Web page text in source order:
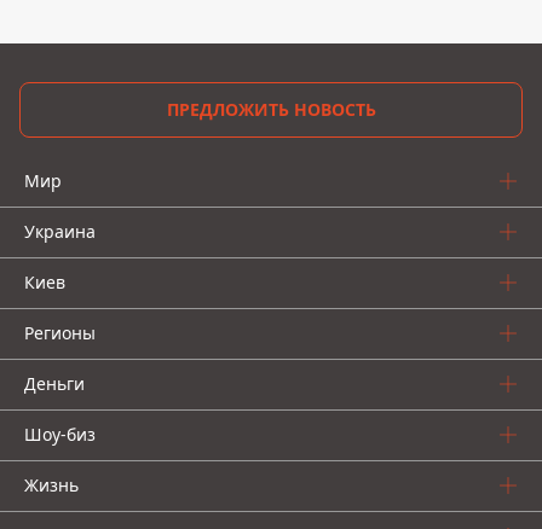
ПРЕДЛОЖИТЬ НОВОСТЬ
Мир
Украина
Киев
Регионы
Деньги
Шоу-биз
Жизнь